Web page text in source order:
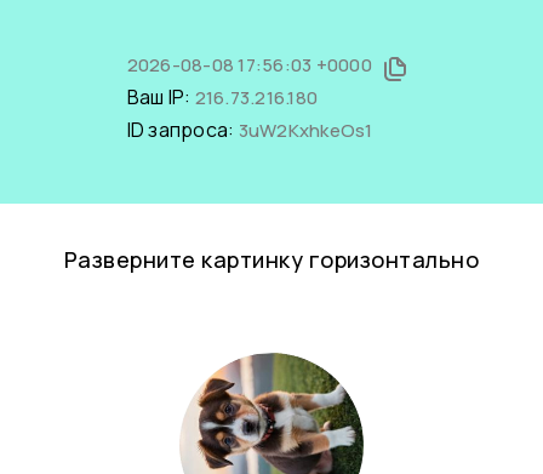
2026-08-08 17:56:03 +0000
Ваш IP: 216.73.216.180
ID запроса: 3uW2KxhkeOs1
Разверните картинку горизонтально